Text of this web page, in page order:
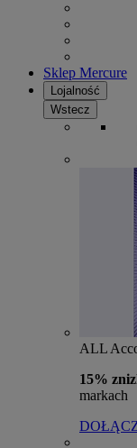
Sklep Mercure
Lojalność
Wstecz
ALL
15%
markach